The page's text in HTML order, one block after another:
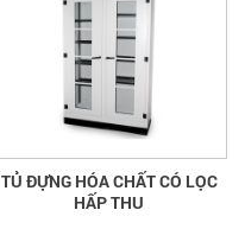
TỦ ĐỰNG HÓA CHẤT CÓ LỌC
HẤP THU